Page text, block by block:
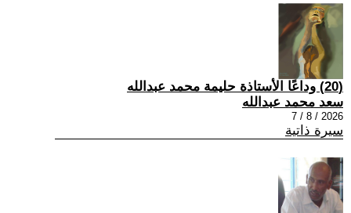
(20) وداعًا الأستاذة حليمة محمد عبدالله
سعد محمد عبدالله
2026 / 8 / 7
سيرة ذاتية